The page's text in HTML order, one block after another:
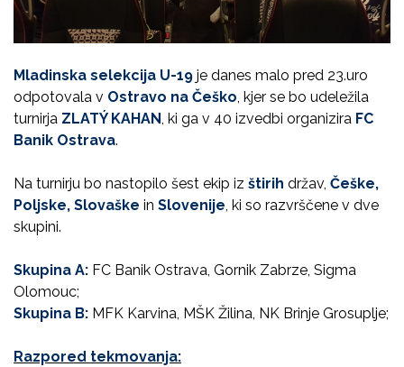
Mladinska selekcija U-19 je danes malo pred 23.uro
odpotovala v Ostravo na Češko , kjer se bo udeležila
turnirja ZLATÝ KAHAN , ki ga v 40 izvedbi organizira FC
Banik Ostrava.
Na turnirju bo nastopilo šest ekip iz štirih držav, Češke,
Poljske, Slovaške in Slovenije , ki so razvrščene v dve
skupini.
Skupina A: FC Banik Ostrava, Gornik Zabrze, Sigma
Olomouc;
Skupina B: MFK Karvina, MŠK Žilina, NK Brinje Grosuplje;
Razpored tekmovanja: